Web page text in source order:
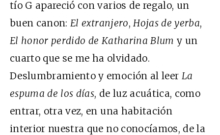
tío G apareció con varios de regalo, un
buen canon: El extranjero, Hojas de yerba,
El honor perdido de Katharina Blum y un
cuarto que se me ha olvidado.
Deslumbramiento y emoción al leer La
espuma de los días, de luz acuática, como
entrar, otra vez, en una habitación
interior nuestra que no conocíamos, de la